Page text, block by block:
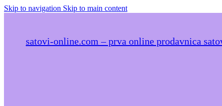
Skip to navigation Skip to main content
satovi-online.com – prva online prodavnica